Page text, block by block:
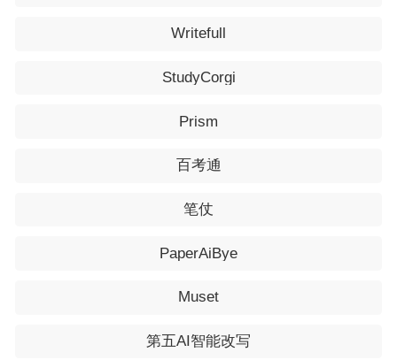
Writefull
StudyCorgi
Prism
百考通
笔仗
PaperAiBye
Muset
第五AI智能改写